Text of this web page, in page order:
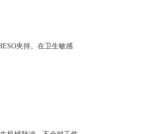
夹持。在卫生敏感